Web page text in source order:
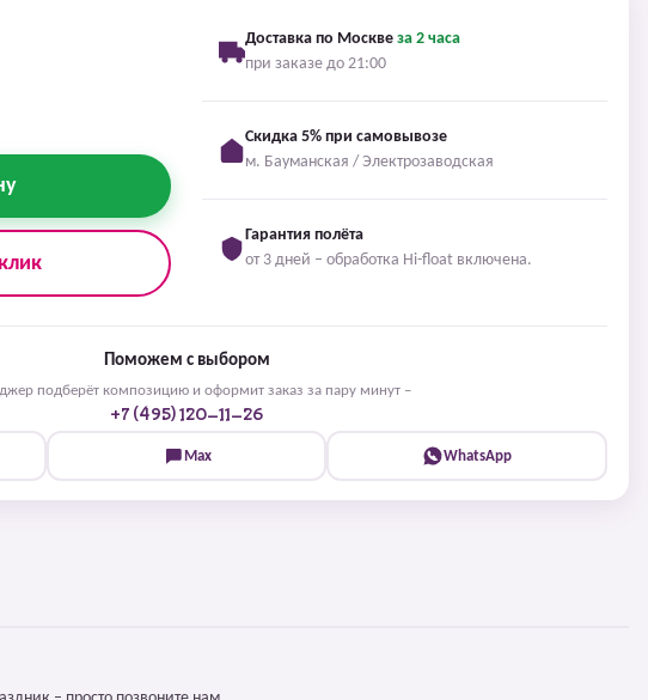
Доставка по Москве за 2 часа
при заказе до 21:00
Скидка 5% при самовывозе
м. Бауманская / Электрозаводская
Гарантия полёта
от 3 дней – обработка Hi-float включена.
Поможем с выбором
подберёт композицию и оформит заказ за пару минут –
+7 (495) 120-11-26
Max WhatsApp